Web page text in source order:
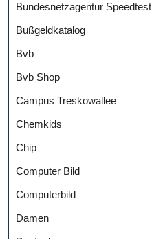
Bundesnetzagentur Speedtest
Bußgeldkatalog
Bvb
Bvb Shop
Campus Treskowallee
Chemkids
Chip
Computer Bild
Computerbild
Damen